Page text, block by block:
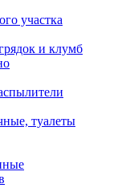
участка
и клумб
туалеты